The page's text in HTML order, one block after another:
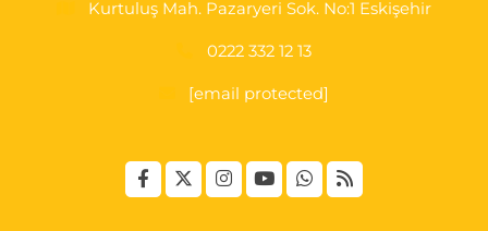
Kurtuluş Mah. Pazaryeri Sok. No:1 Eskişehir
0222 332 12 13
[email protected]